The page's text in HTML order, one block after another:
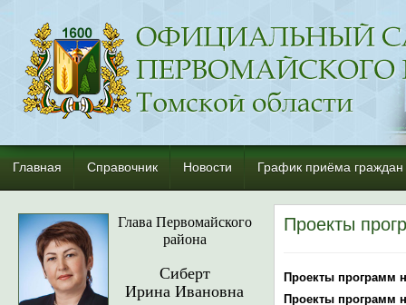
Главная Справочник Новости График приёма граждан
Глава Первомайского
района
Сиберт
Ирина Ивановна
Проекты
Проекты программ
Проекты программ